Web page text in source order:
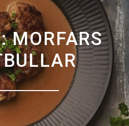
MORFARS